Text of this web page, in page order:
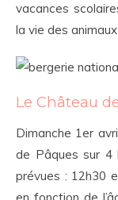
vacances
la vie des
Le Château
Dimanche 1er
de Pâques sur 4
prévues : 12h30